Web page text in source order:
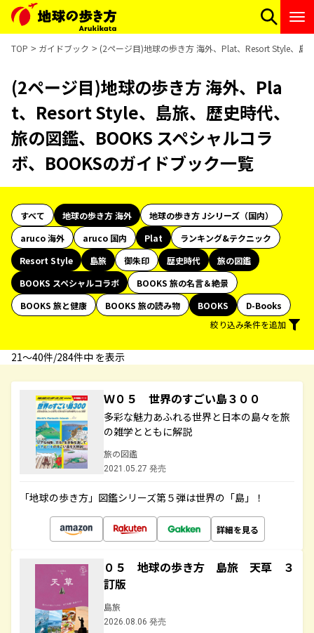
TOP ガイドブック (2ページ目)地球の歩き方 海外、Plat、Resort Style、島
(2ページ目)地球の歩き方 海外、Pla
t、Resort Style、島旅、歴史時代、
旅の図鑑、BOOKS スペシャルコラ
ボ、BOOKSのガイドブック一覧
すべて 地球の歩き方 海外
地球の歩き方 Jシリーズ（国内）
aruco 海外
aruco 国内 Plat
ランキング&テクニック
Resort Style
島旅 御朱印 歴史時代
旅の図鑑
BOOKS スペシャルコラボ
BOOKS 旅の名言＆絶景
BOOKS 旅と健康
BOOKS 旅の読み物 BOOKS
D-Books
絞り込み条件を追加
21〜40件/284件中 を表示
Ｗ０５ 世界のすごい島３００
多彩な魅力あふれる世界と日本の島々を旅
の雑学とともに解説
旅の図鑑
2021.05.27 発売
「地球の歩き方」図鑑シリーズ第５弾は世界の「島」！
詳細を見る
０５ 地球の歩き方 島旅 天草 ３
訂版
島旅
2026.08.06 発売